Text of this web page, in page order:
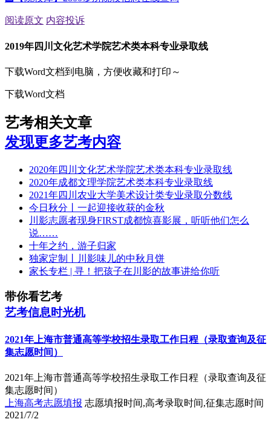
阅读原文 内容投诉
2019年四川文化艺术学院艺术类本科专业录取线
下载Word文档到电脑，方便收藏和打印～
下载Word文档
艺考相关文章
发现更多艺考内容
2020年四川文化艺术学院艺术类本科专业录取线
2020年成都文理学院艺术类本科专业录取线
2021年四川农业大学美术设计类专业录取分数线
今日秋分丨一起迎接收获的金秋
川影志愿者现身FIRST成都惊喜影展，听听他们怎么
说……
十年之约，游子归家
独家定制丨川影味儿的中秋月饼
家长专栏 | 寻！把孩子在川影的故事讲给你听
带你看艺考
艺考信息时光机
2021年上海市普通高等学校招生录取工作日程（录取查询及征
集志愿时间）
2021年上海市普通高等学校招生录取工作日程（录取查询及征
集志愿时间）
上海高考志愿填报 志愿填报时间,高考录取时间,征集志愿时间
2021/7/2